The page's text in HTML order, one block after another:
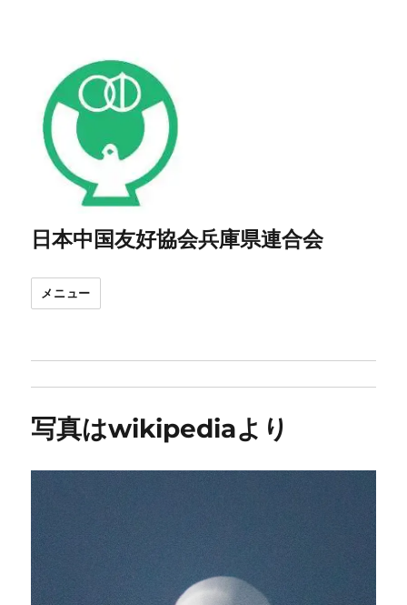
日本中国友好協会兵庫県連合会
メニュー
写真はwikipediaより